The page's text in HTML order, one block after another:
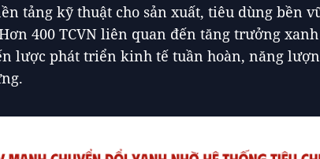
tảng kỹ thuật cho sản xuất, tiêu dùng bền
400 TCVN liên quan đến tăng trưởng
lược phát triển kinh tế tuần hoàn, năng